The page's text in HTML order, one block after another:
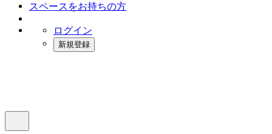
スペースをお持ちの方
ログイン
新規登録